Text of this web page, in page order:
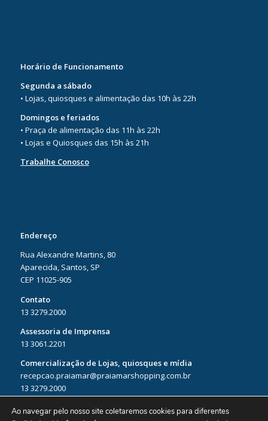
Horário de Funcionamento
Segunda a sábado
• Lojas, quiosques e alimentação das 10h às 22h
Domingos e feriados
• Praça de alimentação das 11h às 22h
• Lojas e Quiosques das 15h às 21h
Trabalhe Conosco
Endereço
Rua Alexandre Martins, 80
Aparecida, Santos, SP
CEP 11025-905
Contato
13 3279.2000
Assessoria de Imprensa
13 3061.2201
Comercialização de Lojas, quiosques e mídia
recepcao.praiamar@praiamarshopping.com.br
13 3279.2000
Ao navegar pelo nosso site coletaremos cookies para diferentes